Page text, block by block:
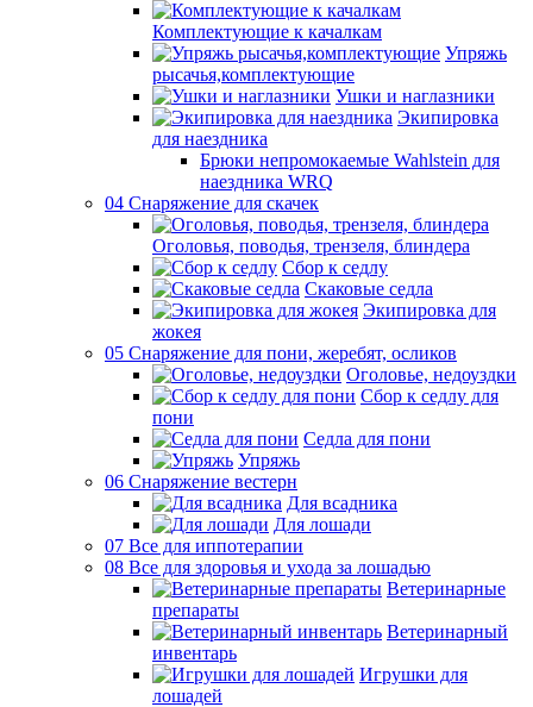
Комплектующие к качалкам
Упряжь
рысачья,комплектующие
Ушки и наглазники
Экипировка
для наездника
Брюки непромокаемые Wahlstein для
наездника WRQ
04 Снаряжение для скачек
Оголовья, поводья, трензеля, блиндера
Сбор к седлу
Скаковые седла
Экипировка для
жокея
05 Снаряжение для пони, жеребят, осликов
Оголовье, недоуздки
Сбор к седлу для
пони
Седла для пони
Упряжь
06 Снаряжение вестерн
Для всадника
Для лошади
07 Все для иппотерапии
08 Все для здоровья и ухода за лошадью
Ветеринарные
препараты
Ветеринарный
инвентарь
Игрушки для
лошадей